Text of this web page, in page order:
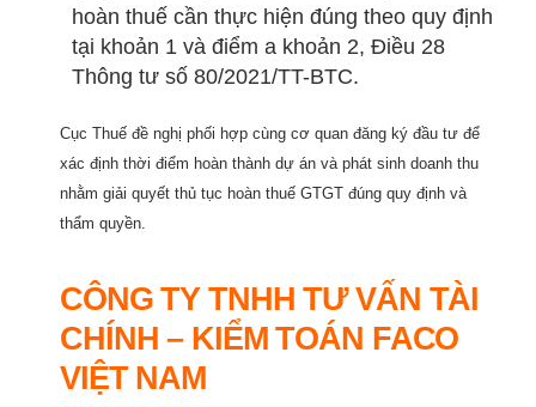
hoàn thuế cần thực hiện đúng theo quy định
tại khoản 1 và điểm a khoản 2, Điều 28
Thông tư số 80/2021/TT-BTC.
Cục Thuế đề nghị phối hợp cùng cơ quan đăng ký đầu tư để
xác định thời điểm hoàn thành dự án và phát sinh doanh thu
nhằm giải quyết thủ tục hoàn thuế GTGT đúng quy định và
thẩm quyền.
CÔNG TY TNHH TƯ VẤN TÀI
CHÍNH – KIỂM TOÁN FACO
VIỆT NAM